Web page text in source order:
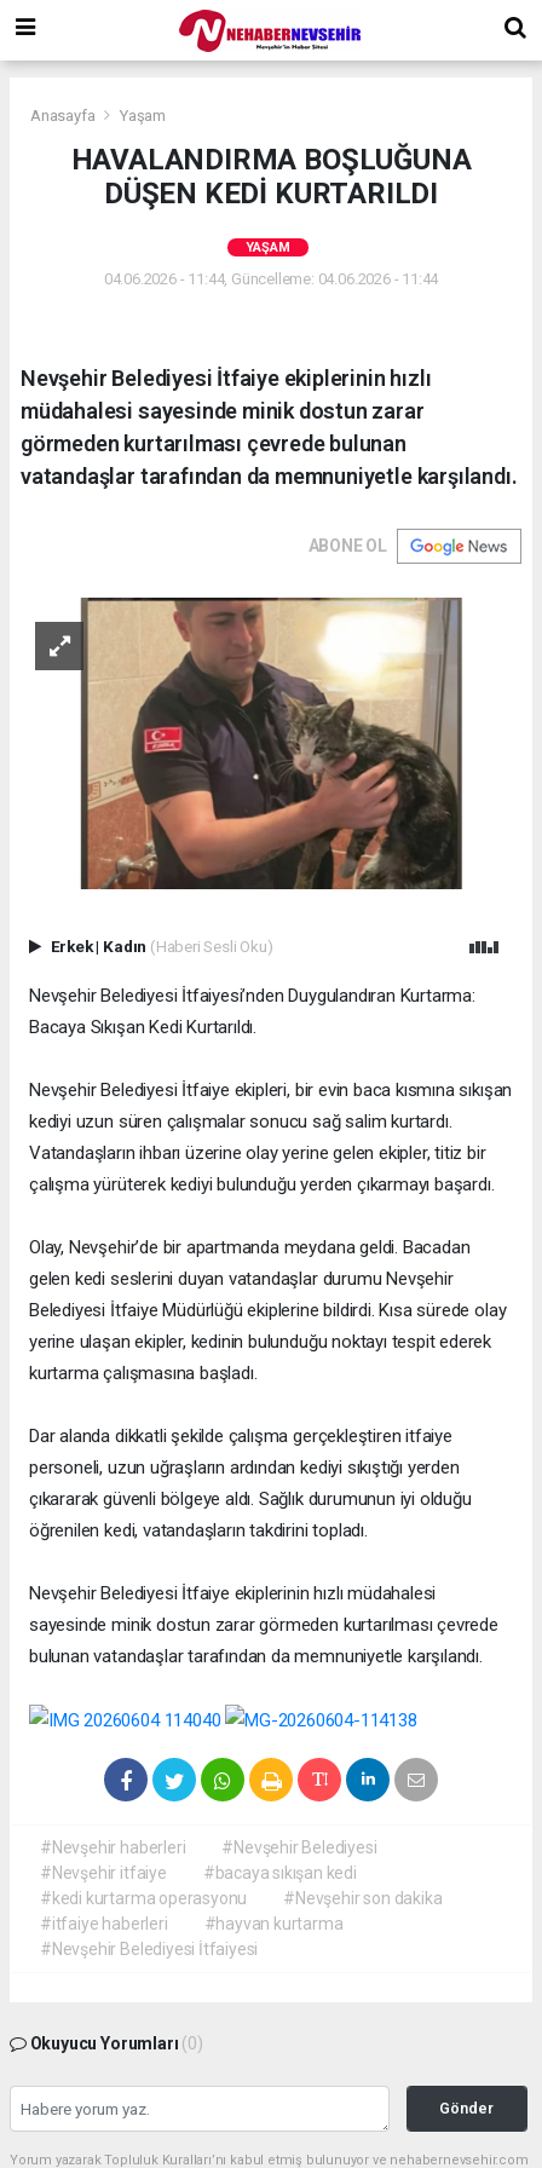
Anasayfa Yaşam
HAVALANDIRMA BOŞLUĞUNA
DÜŞEN KEDİ KURTARILDI
YAŞAM
04.06.2026 - 11:44, Güncelleme: 04.06.2026 - 11:44
Nevşehir Belediyesi İtfaiye ekiplerinin hızlı
müdahalesi sayesinde minik dostun zarar
görmeden kurtarılması çevrede bulunan
vatandaşlar tarafından da memnuniyetle karşılandı.
ABONE OL
Erkek| Kadın (Haberi Sesli Oku)
Nevşehir Belediyesi İtfaiyesi’nden Duygulandıran Kurtarma:
Bacaya Sıkışan Kedi Kurtarıldı.
Nevşehir Belediyesi İtfaiye ekipleri, bir evin baca kısmına sıkışan
kediyi uzun süren çalışmalar sonucu sağ salim kurtardı.
Vatandaşların ihbarı üzerine olay yerine gelen ekipler, titiz bir
çalışma yürüterek kediyi bulunduğu yerden çıkarmayı başardı.
Olay, Nevşehir’de bir apartmanda meydana geldi. Bacadan
gelen kedi seslerini duyan vatandaşlar durumu Nevşehir
Belediyesi İtfaiye Müdürlüğü ekiplerine bildirdi. Kısa sürede olay
yerine ulaşan ekipler, kedinin bulunduğu noktayı tespit ederek
kurtarma çalışmasına başladı.
Dar alanda dikkatli şekilde çalışma gerçekleştiren itfaiye
personeli, uzun uğraşların ardından kediyi sıkıştığı yerden
çıkararak güvenli bölgeye aldı. Sağlık durumunun iyi olduğu
öğrenilen kedi, vatandaşların takdirini topladı.
Nevşehir Belediyesi İtfaiye ekiplerinin hızlı müdahalesi
sayesinde minik dostun zarar görmeden kurtarılması çevrede
bulunan vatandaşlar tarafından da memnuniyetle karşılandı.
#Nevşehir haberleri
#Nevşehir Belediyesi
#Nevşehir itfaiye
#bacaya sıkışan kedi
#kedi kurtarma operasyonu
#Nevşehir son dakika
#itfaiye haberleri
#hayvan kurtarma
#Nevşehir Belediyesi İtfaiyesi
Okuyucu Yorumları (0)
Gönder
Yorum yazarak Topluluk Kuralları’nı kabul etmiş bulunuyor ve nehabernevsehir.com